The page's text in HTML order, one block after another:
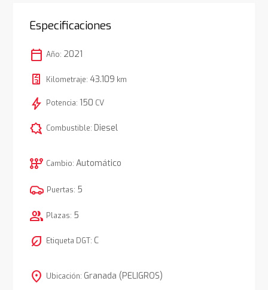
Especificaciones
calendar_today Año: 2021
Kilometraje: 43.109 km
bolt Potencia: 150 CV
comic_bubble Combustible: Diesel
auto_transmission Cambio: Automático
Puertas: 5
group Plazas: 5
nest_eco_leaf Etiqueta DGT: C
location_on Ubicación: Granada (PELIGROS)